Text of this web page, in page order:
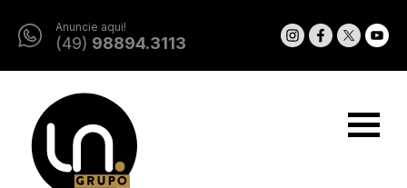
Anuncie aqui!
(49) 98894.3113